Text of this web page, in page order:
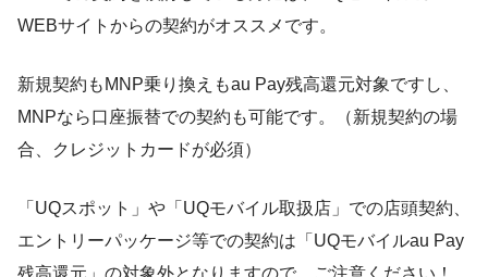
WEBサイトからの契約がオススメです。
新規契約もMNP乗り換えもau Pay残高還元対象ですし、
MNPなら口座振替での契約も可能です。（新規契約の場
合、クレジットカードが必須）
「UQスポット」や「UQモバイル取扱店」での店頭契約、
エントリーパッケージ等での契約は「UQモバイルau Pay